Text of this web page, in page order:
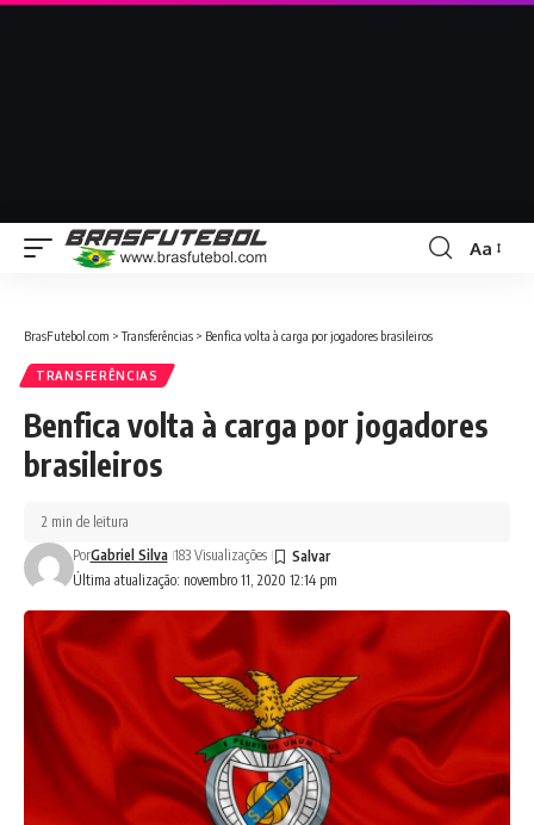
Aa
BrasFutebol.com >Transferências > Benfica volta à carga por jogadores brasileiros
TRANSFERÊNCIAS
Benfica volta à carga por jogadores
brasileiros
Última atualização: novembro 11, 2020 12:14 pm
PorGabriel Silva 183 Visualizações
2 min de leitura